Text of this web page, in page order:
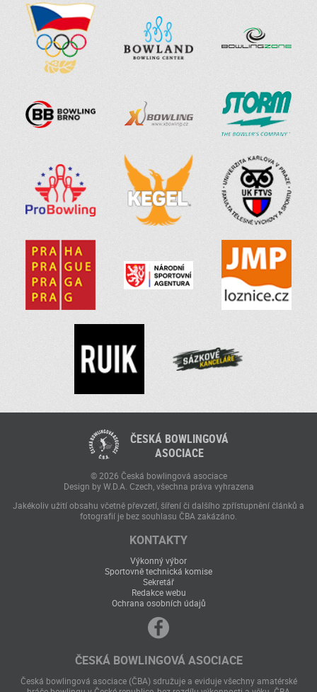
ČESKÁ BOWLINGOVÁ
ASOCIACE
© 2026 Česká bowlingová asociace
Design by W.D.A. Czech, všechna práva vyhrazena
Jakékoliv užití obsahu včetně převzetí, šíření či dalšího zpřístupnění článků a
fotografií je bez souhlasu ČBA zakázáno.
KONTAKTY
Výkonný výbor
Sportovně technická komise
Sekretář
Redakce webu
Ochrana osobních údajů
ČESKÁ BOWLINGOVÁ ASOCIACE
Česká bowlingová asociace (ČBA) sdružuje a eviduje všechny amatérské